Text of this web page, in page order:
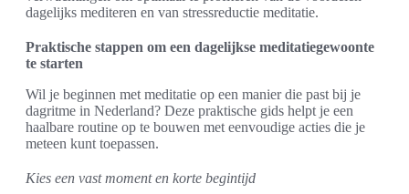
dagelijks mediteren en van stressreductie meditatie.
Praktische stappen om een dagelijkse meditatiegewoonte
te starten
Wil je beginnen met meditatie op een manier die past bij je
dagritme in Nederland? Deze praktische gids helpt je een
haalbare routine op te bouwen met eenvoudige acties die je
meteen kunt toepassen.
Kies een vast moment en korte begintijd